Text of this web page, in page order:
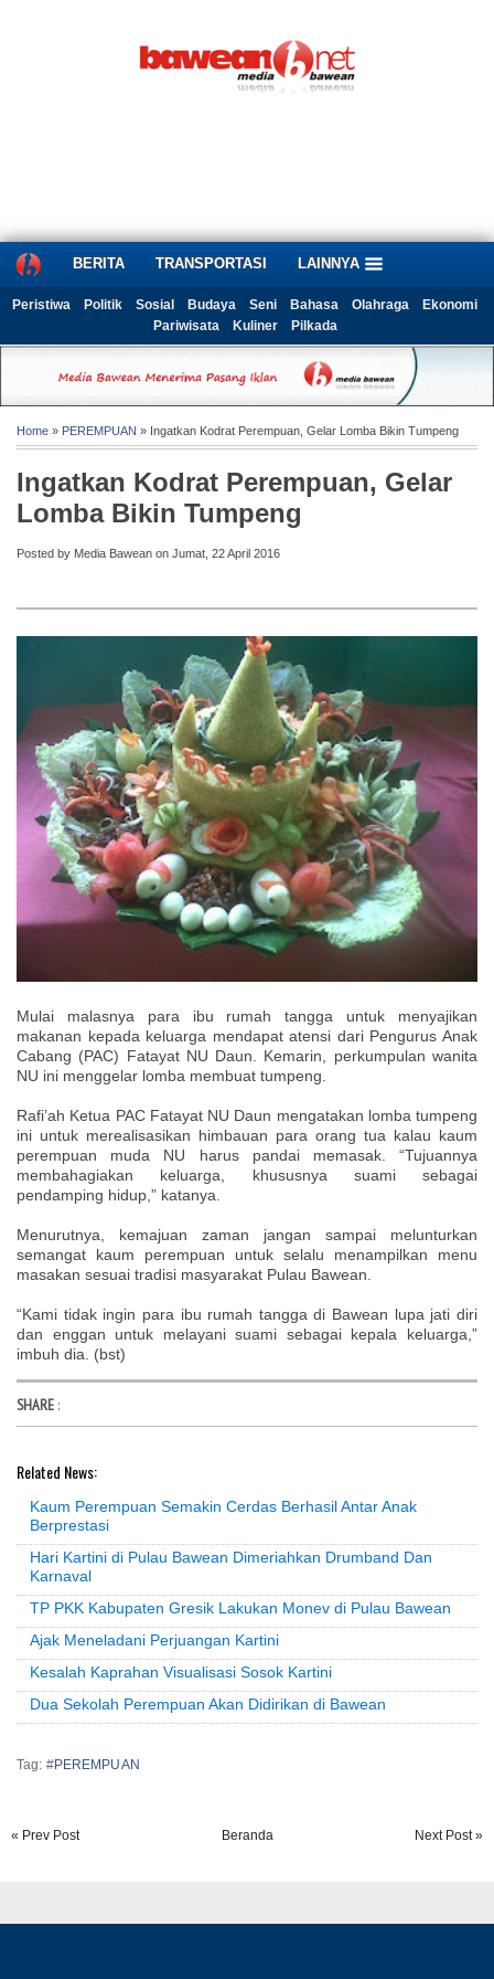
BERITA TRANSPORTASI LAINNYA
Peristiwa Politik Sosial Budaya Seni Bahasa Olahraga
Ekonomi
Pariwisata
Kuliner Pilkada
Home » PEREMPUAN » Ingatkan Kodrat Perempuan, Gelar Lomba Bikin Tumpeng
Ingatkan Kodrat Perempuan, Gelar
Lomba Bikin Tumpeng
Posted by Media Bawean on Jumat, 22 April 2016
Mulai malasnya para ibu rumah tangga untuk menyajikan
makanan kepada keluarga mendapat atensi dari Pengurus Anak
Cabang (PAC) Fatayat NU Daun. Kemarin, perkumpulan wanita
NU ini menggelar lomba membuat tumpeng.
Rafi’ah Ketua PAC Fatayat NU Daun mengatakan lomba tumpeng
ini untuk merealisasikan himbauan para orang tua kalau kaum
perempuan muda NU harus pandai memasak. “Tujuannya
membahagiakan keluarga, khususnya suami sebagai
pendamping hidup,” katanya.
Menurutnya, kemajuan zaman jangan sampai melunturkan
semangat kaum perempuan untuk selalu menampilkan menu
masakan sesuai tradisi masyarakat Pulau Bawean.
“Kami tidak ingin para ibu rumah tangga di Bawean lupa jati diri
dan enggan untuk melayani suami sebagai kepala keluarga,”
imbuh dia. (bst)
SHARE :
Related News:
Kaum Perempuan Semakin Cerdas Berhasil Antar Anak
Berprestasi
Hari Kartini di Pulau Bawean Dimeriahkan Drumband Dan
Karnaval
TP PKK Kabupaten Gresik Lakukan Monev di Pulau Bawean
Ajak Meneladani Perjuangan Kartini
Kesalah Kaprahan Visualisasi Sosok Kartini
Dua Sekolah Perempuan Akan Didirikan di Bawean
Tag: #PEREMPUAN
« Prev Post Next Post »
Beranda